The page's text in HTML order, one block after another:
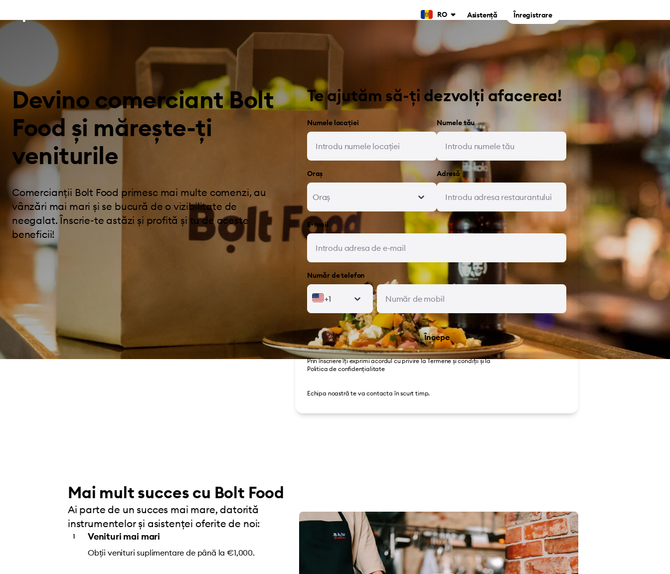
RO Asistență Înregistrare
Devino comerciant Bolt
Food și mărește-ți
veniturile
Comercianții Bolt Food primesc mai multe comenzi, au
vânzări mai mari și se bucură de o vizibilitate de
neegalat. Înscrie-te astăzi și profită și tu de aceste
beneficii!
Te ajutăm să-ți dezvolți afacerea!
Numele locației Numele tău
Oraș
Oraș
Adresă
E-mail
Număr de telefon
+1
Începe
Prin înscriere îți exprimi acordul cu privire laTermene și condițiiși la
Politica de confidențialitate
Echipa noastră te va contacta în scurt timp.
Mai mult succes cu Bolt Food
Ai parte de un succes mai mare, datorită
instrumentelor și asistenței oferite de noi:
Venituri mai mari
Obții venituri suplimentare de până la €1,000.